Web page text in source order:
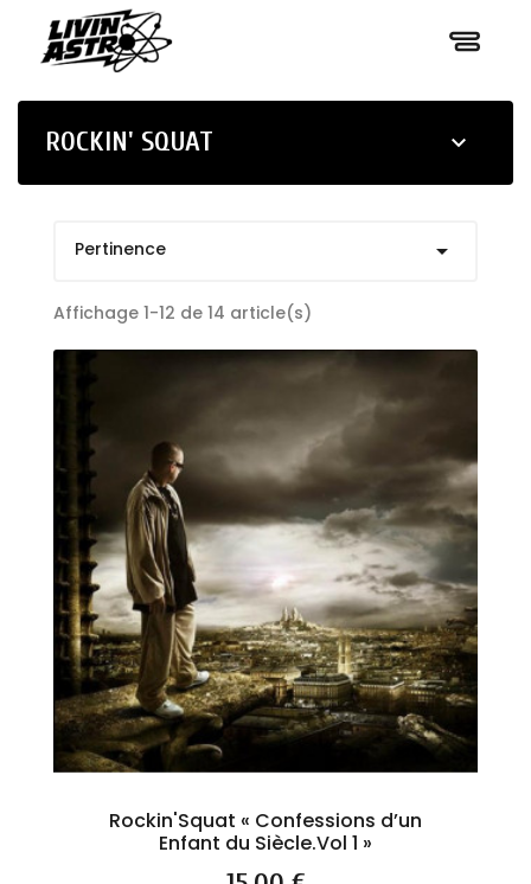
ROCKIN' SQUAT 
Pertinence 
Affichage 1-12 de 14 article(s)
Rockin'Squat « Confessions d’un
Enfant du Siècle.Vol 1 »
Prix